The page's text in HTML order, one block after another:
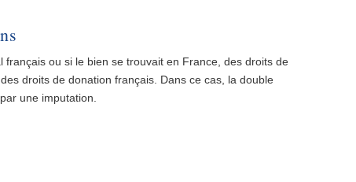
ou si le bien se trouvait en France, des droits de
droits de donation français. Dans ce cas, la double
une imputation.